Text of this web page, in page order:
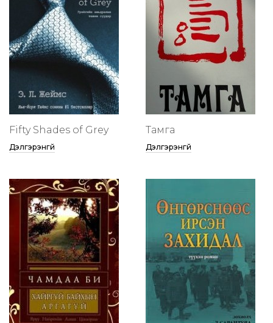
Fifty Shades of Grey
Дэлгэрэнгүй
Тамга
Дэлгэрэнгүй